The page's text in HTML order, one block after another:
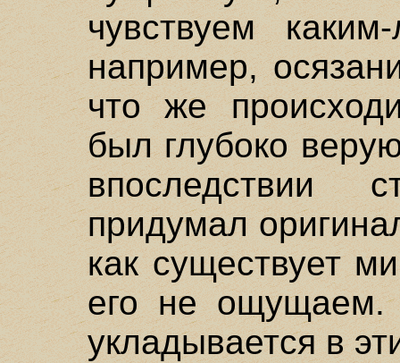
чувствуем
например,
что же
был глубоко
впоследствии
придумал
как существует
его не ощущаем.
укладывается в